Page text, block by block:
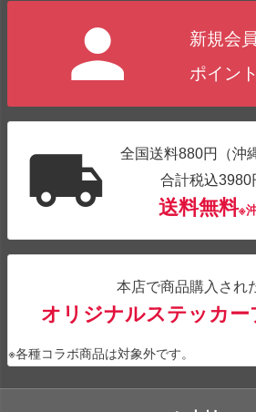
新規会
ポイン
全国送料880円（沖
合計税込3980
送料無料※
本店で商品購入され
オリジナルステッカ
※各種コラボ商品は対象外です。